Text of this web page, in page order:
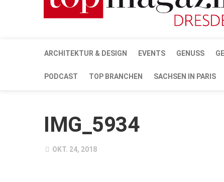
ARCHITEKTUR & DESIGN EVENTS GENUSS
PODCAST TOP BRANCHEN SACHSEN IN PARIS
IMG_5934
OKT. 24, 2018